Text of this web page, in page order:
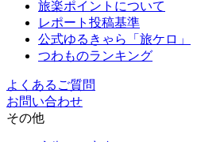
旅楽ポイントについて
レポート投稿基準
公式ゆるきゃら「旅ケロ」
つわものランキング
よくあるご質問
お問い合わせ
その他